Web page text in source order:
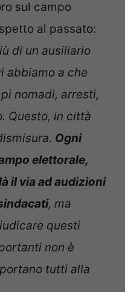
sul campo
al passato:
di un ausiliario
abbiamo a che
nomadi, arresti,
Questo, in città
Ogni
elettorale,
il via ad audizioni
, ma
questi
non è
tutti alla